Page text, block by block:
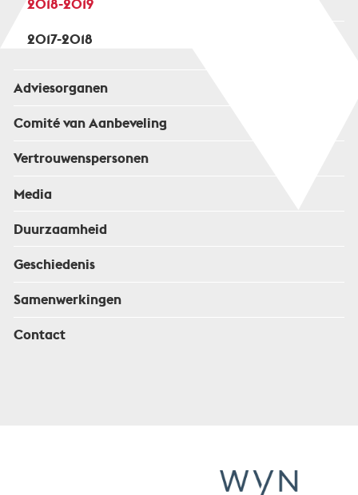
2018-2019
2017-2018
Adviesorganen
Comité van Aanbeveling
Vertrouwenspersonen
Media
Duurzaamheid
Geschiedenis
Samenwerkingen
Contact